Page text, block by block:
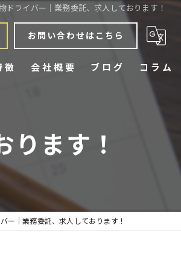
ドライバー｜業務委託、求人しております！
お問い合わせはこちら
会社概要 ブログ コラム
ます！
ー｜業務委託、求人しております！